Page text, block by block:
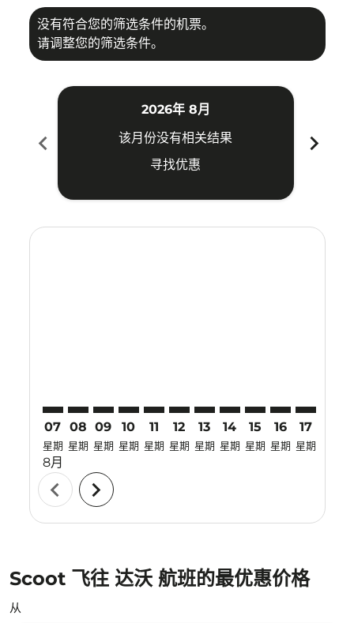
没有符合您的筛选条件的机票。
请调整您的筛选条件。
chevron_left
2026年 8月
该月份没有相关结果
寻找优惠
chevron_right
07
星期
8月
08
星期
09
星期
10
星期
11
星期
12
星期
13
星期
14
星期
15
星期
16
星期
17
星期
chevron_left chevron_right
Scoot 飞往 达沃 航班的最优惠价格
从